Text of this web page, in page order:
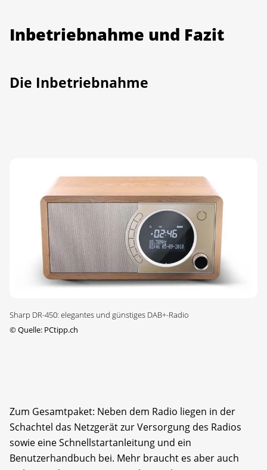
Inbetriebnahme und Fazit
Die Inbetriebnahme
Sharp DR-450: elegantes und günstiges DAB+-Radio
©Quelle: PCtipp.ch
Zum Gesamtpaket: Neben dem Radio liegen in der
Schachtel das Netzgerät zur Versorgung des Radios
sowie eine Schnellstartanleitung und ein
Benutzerhandbuch bei. Mehr braucht es aber auch